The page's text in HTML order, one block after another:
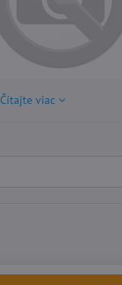
Čítajte viac